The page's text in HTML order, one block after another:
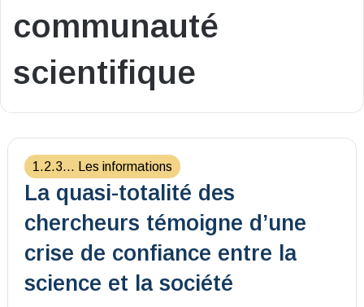
communauté
scientifique
1.2.3... Les informations
La quasi-totalité des
chercheurs témoigne d’une
crise de confiance entre la
science et la société